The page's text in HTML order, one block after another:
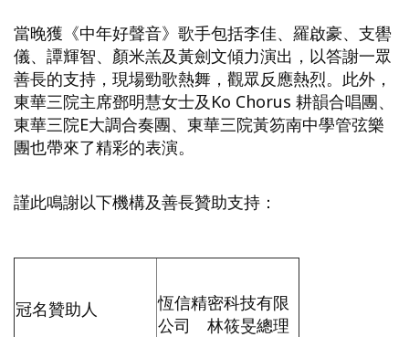
當晚獲《中年好聲音》歌手包括李佳、羅啟豪、支嚳
儀、譚輝智、顏米羔及黃劍文傾力演出，以答謝一眾
善長的支持，現場勁歌熱舞，觀眾反應熱烈。此外，
東華三院主席鄧明慧女士及Ko Chorus 耕韻合唱團、
東華三院E大調合奏團、東華三院黃笏南中學管弦樂
團也帶來了精彩的表演。
謹此鳴謝以下機構及善長贊助支持：
冠名贊助人
恆信精密科技有限
公司 林筱旻總理